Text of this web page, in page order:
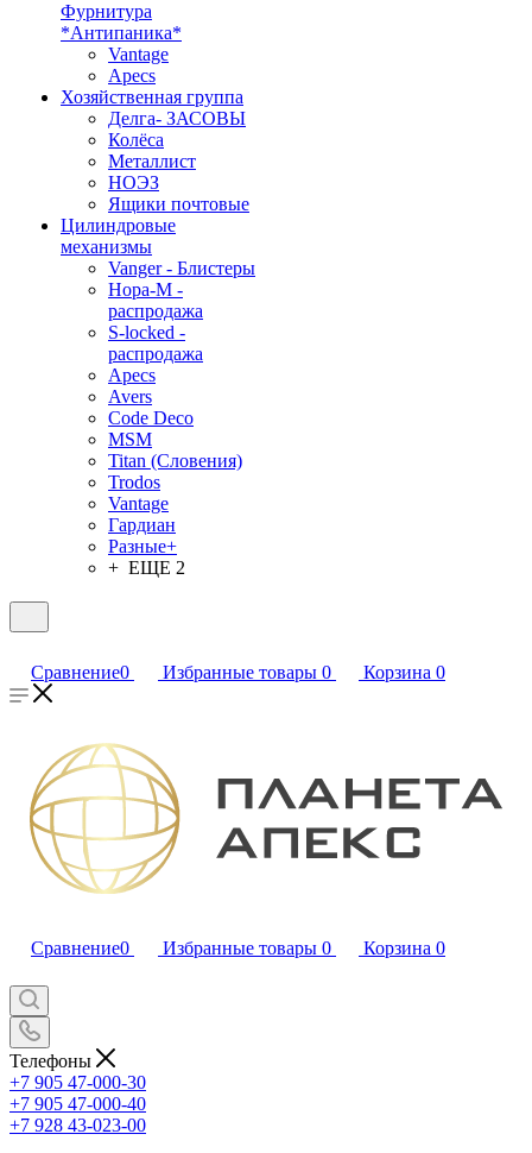
Фурнитура
*Антипаника*
Vantage
Apecs
Хозяйственная группа
Делга- ЗАСОВЫ
Колёса
Металлист
НОЭЗ
Ящики почтовые
Цилиндровые
механизмы
Vanger - Блистеры
Нора-М -
распродажа
S-locked -
распродажа
Apecs
Avers
Code Deco
MSM
Titan (Словения)
Trodos
Vantage
Гардиан
Разные+
+ ЕЩЕ 2
Сравнение0 Избранные товары 0 Корзина 0
Сравнение0 Избранные товары 0 Корзина 0
Телефоны
+7 905 47-000-30
+7 905 47-000-40
+7 928 43-023-00